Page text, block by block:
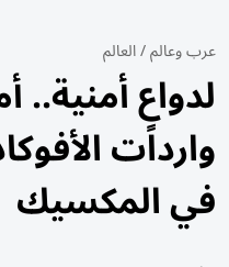
عرب وعالم/العالم
لدواعٍ أمنية..
واردات
في المكسيك